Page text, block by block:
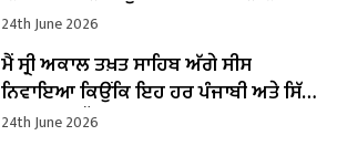
24th June 2026
ਮੈਂ ਸ੍ਰੀ ਅਕਾਲ ਤਖ਼ਤ ਸਾਹਿਬ ਅੱਗੇ ਸੀਸ
ਨਿਵਾਇਆ ਕਿਉਂਕਿ ਇਹ ਹਰ ਪੰਜਾਬੀ ਅਤੇ ਸਿੱਖ
ਲਈ ਸਰਵਉੱਚ ਹੈ : CM ਮਾਨ
24th June 2026